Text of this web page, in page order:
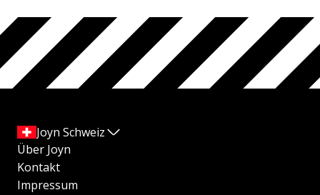
Joyn Schweiz
Über Joyn
Kontakt
Impressum